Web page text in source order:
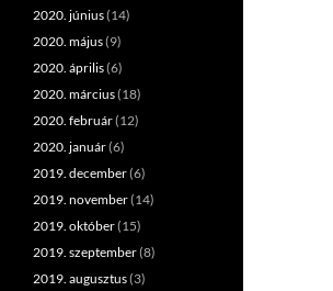
2020. június(14)
2020. május(9)
2020. április(6)
2020. március(18)
2020. február(12)
2020. január(6)
2019. december(6)
2019. november(14)
2019. október(15)
2019. szeptember(8)
2019. augusztus(3)